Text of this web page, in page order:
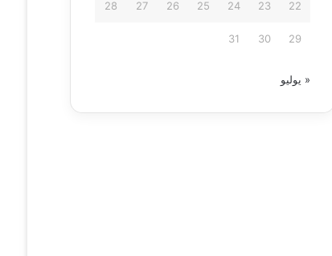
22
23
24
25
26
27
28
29
30
31
« يوليو